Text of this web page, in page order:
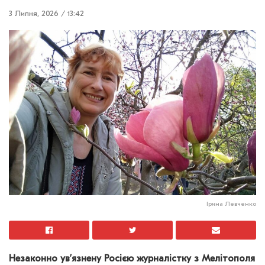
3 Липня, 2026 / 13:42
Ірина Левченко
Незаконно ув’язнену Росією журналістку з Мелітополя